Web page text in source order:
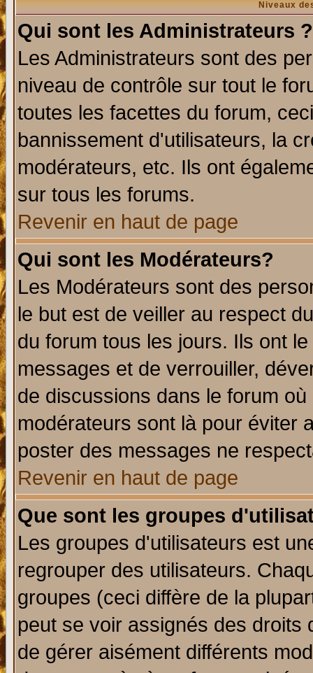
Niveaux
Qui sont les Administrateurs ?
Les Administrateurs sont des
niveau de contrôle sur tout le
toutes les facettes du forum,
bannissement d'utilisateurs, la
modérateurs, etc. Ils ont
sur tous les forums.
Revenir en haut de page
Qui sont les Modérateurs?
Les Modérateurs sont des
le but est de veiller au respect
du forum tous les jours. Ils ont
messages et de verrouiller,
de discussions dans le forum
modérateurs sont là pour éviter
poster des messages ne
Revenir en haut de page
Que sont les groupes
Les groupes d'utilisateurs est
regrouper des utilisateurs.
groupes (ceci diffère de la
peut se voir assignés des
de gérer aisément différents